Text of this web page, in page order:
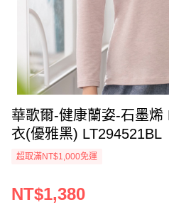
華歌爾-健康蘭姿-石墨烯
衣(優雅黑) LT294521BL
超取滿NT$1,000免運
NT$1,380